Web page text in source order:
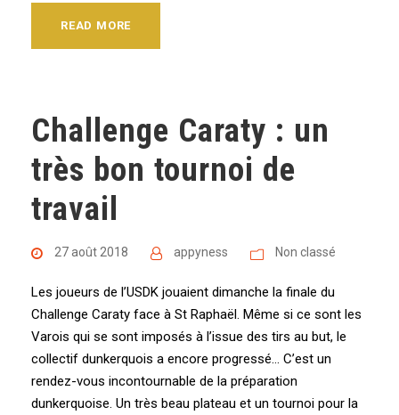
READ MORE
Challenge Caraty : un
très bon tournoi de
travail
27 août 2018 appyness Non classé
Les joueurs de l’USDK jouaient dimanche la finale du
Challenge Caraty face à St Raphaël. Même si ce sont les
Varois qui se sont imposés à l’issue des tirs au but, le
collectif dunkerquois a encore progressé… C’est un
rendez-vous incontournable de la préparation
dunkerquoise. Un très beau plateau et un tournoi pour la